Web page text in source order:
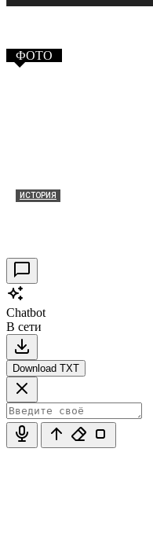
ФОТО
ИСТОРИЯ
Chatbot
В сети
Download TXT